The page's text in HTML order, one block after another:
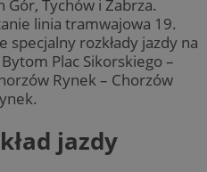
Gór, Tychów i Zabrza.
linia tramwajowa 19.
specjalny rozkłady jazdy na
Plac Sikorskiego –
Rynek – Chorzów
jazdy